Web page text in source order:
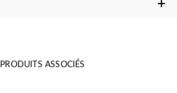
PRODUITS ASSOCIÉS